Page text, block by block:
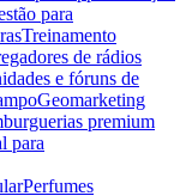
para
Treinamento
de rádios
e fóruns de
Geomarketing
premium
para
Perfumes